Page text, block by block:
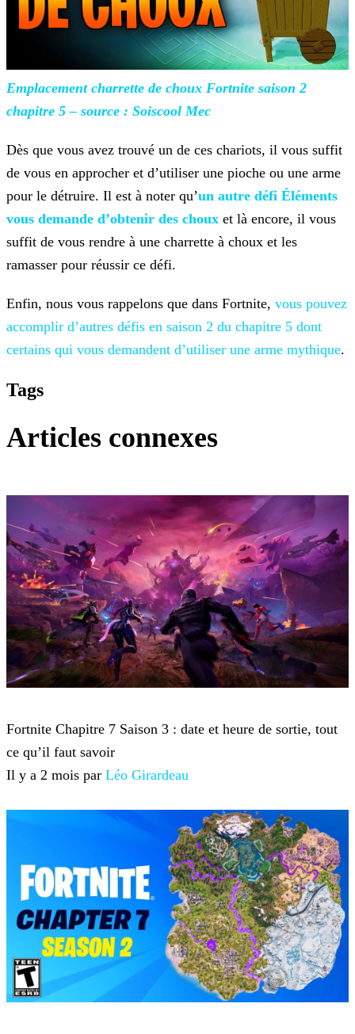
Emplacement charrette de choux Fortnite saison 2
chapitre 5 – source : Soiscool Mec
Dès que vous avez trouvé un de ces chariots, il vous suffit
de vous en approcher et d’utiliser une pioche ou une arme
pour le détruire. Il est à noter qu’un autre défi Éléments
vous demande d’obtenir des choux et là encore, il vous
suffit de vous rendre à une charrette à choux et les
ramasser pour réussir ce défi.
Enfin, nous vous rappelons que dans Fortnite, vous pouvez
accomplir d’autres défis en saison 2 du chapitre 5 dont
certains qui vous demandent d’utiliser une arme mythique.
Tags
Articles connexes
Fortnite Chapitre 7 Saison 3 : date et heure de sortie, tout
ce qu’il faut savoir
Il y a 2 mois par Léo Girardeau